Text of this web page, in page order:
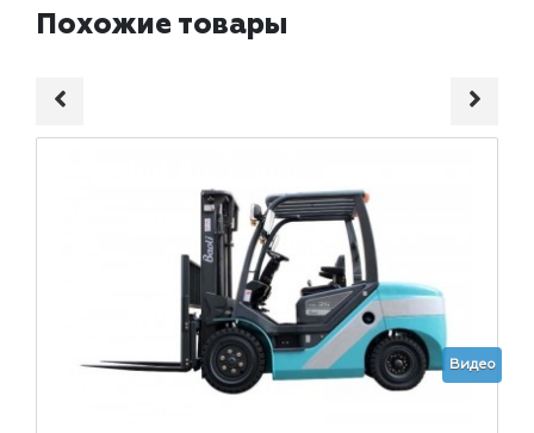
Похожие товары
Видео